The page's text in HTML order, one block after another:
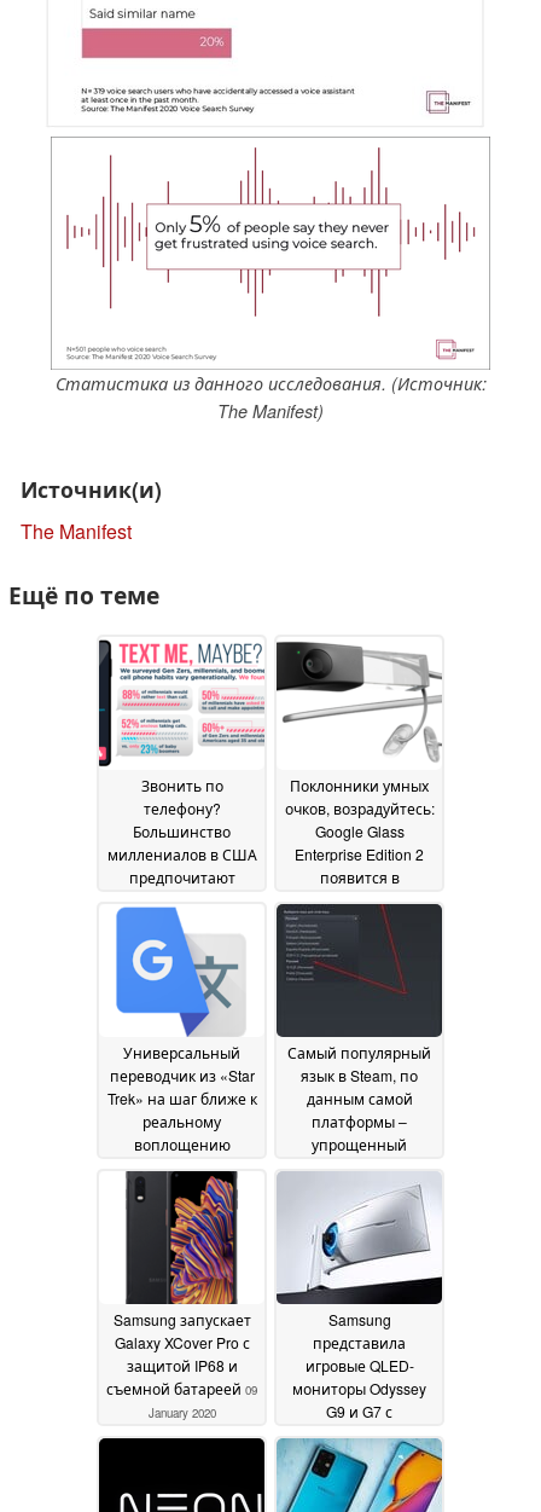
Статистика из данного исследования. (Источник:
The Manifest)
Источник(и)
The Manifest
Ещё по теме
Звонить по
телефону?
Большинство
миллениалов в США
предпочитают
сообщения
2020
Поклонники умных
очков, возрадуйтесь:
Google Glass
Enterprise Edition 2
появится в
розничной сети05
February 2020
Универсальный
переводчик из «Star
Trek» на шаг ближе к
реальному
воплощению
благодаря
обновлению Google
Translate 29 January 2020
Самый популярный
язык в Steam, по
данным самой
платформы –
упрощенный
китайский09 January
Samsung запускает
Galaxy XCover Pro с
защитой IP68 и
съемной батареей 09
January 2020
Samsung
представила
игровые QLED-
мониторы Odyssey
G9 и G7 с
уникальной
кривизной 1000R04
January 2020